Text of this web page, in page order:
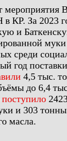
мероприятия
КР. За 2023
и
среди
год
4,5 тыс.
до 6,4
поступило
и 303 тонны
масла.